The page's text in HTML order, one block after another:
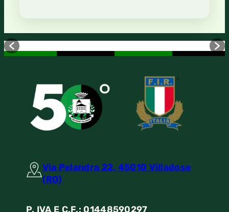
Via Pelandra 22, 45010 Villadose
(RO)
P. IVA E C.F.: 01448590297